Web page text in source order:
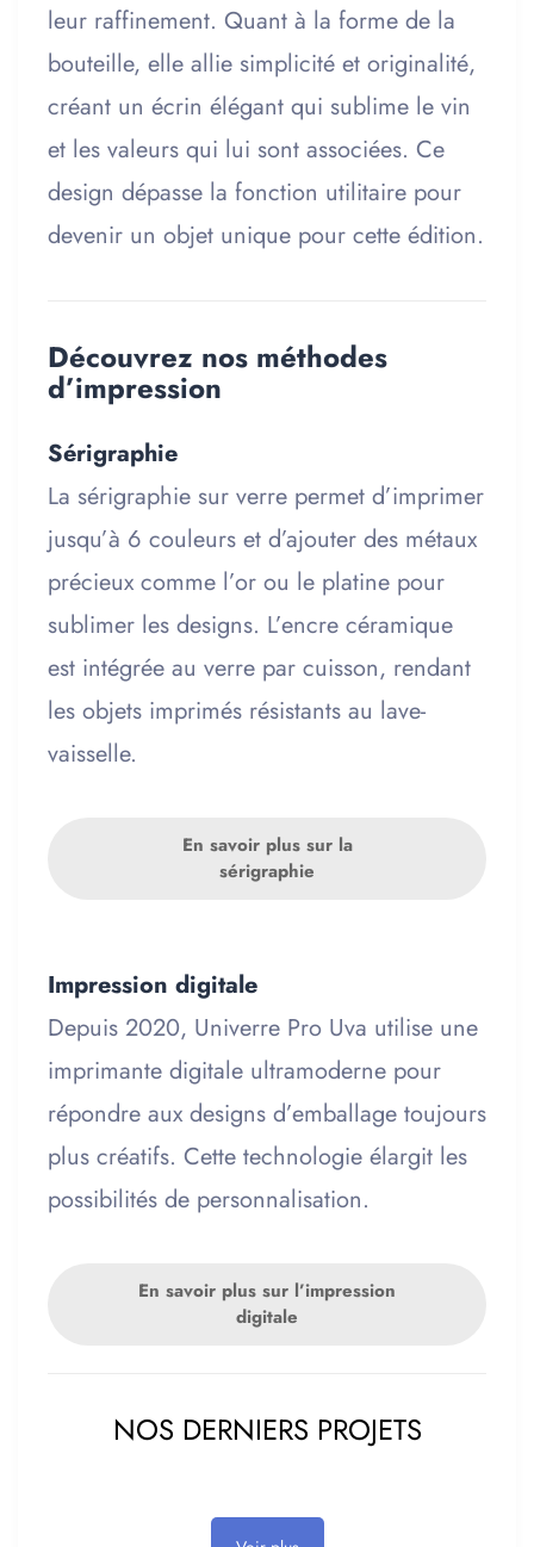
leur raffinement. Quant à la forme de la
bouteille, elle allie simplicité et originalité,
créant un écrin élégant qui sublime le vin
et les valeurs qui lui sont associées. Ce
design dépasse la fonction utilitaire pour
devenir un objet unique pour cette édition.
Découvrez nos méthodes
d’impression
Sérigraphie
La sérigraphie sur verre permet d’imprimer
jusqu’à 6 couleurs et d’ajouter des métaux
précieux comme l’or ou le platine pour
sublimer les designs. L’encre céramique
est intégrée au verre par cuisson, rendant
les objets imprimés résistants au lave-
vaisselle.
En savoir plus sur la
sérigraphie
Impression digitale
Depuis 2020, Univerre Pro Uva utilise une
imprimante digitale ultramoderne pour
répondre aux designs d’emballage toujours
plus créatifs. Cette technologie élargit les
possibilités de personnalisation.
En savoir plus sur l’impression
digitale
NOS DERNIERS PROJETS